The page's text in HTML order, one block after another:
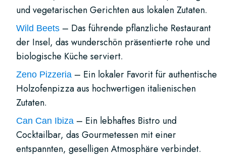
und vegetarischen Gerichten aus lokalen Zutaten.
Wild Beets – Das führende pflanzliche Restaurant
der Insel, das wunderschön präsentierte rohe und
biologische Küche serviert.
Zeno Pizzeria – Ein lokaler Favorit für authentische
Holzofenpizza aus hochwertigen italienischen
Zutaten.
Can Can Ibiza – Ein lebhaftes Bistro und
Cocktailbar, das Gourmetessen mit einer
entspannten, geselligen Atmosphäre verbindet.